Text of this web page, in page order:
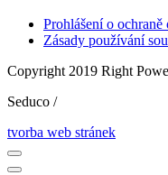
Prohlášení o
Zásady používání
Copyright 2019 Right
Seduco /
tvorba web stránek